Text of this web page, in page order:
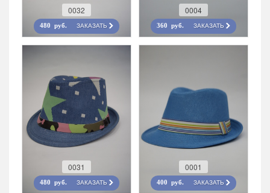
0032
480 руб. ЗАКАЗАТЬ
0004
360 руб. ЗАКАЗАТЬ
0031
480 руб. ЗАКАЗАТЬ
0001
400 руб. ЗАКАЗАТЬ